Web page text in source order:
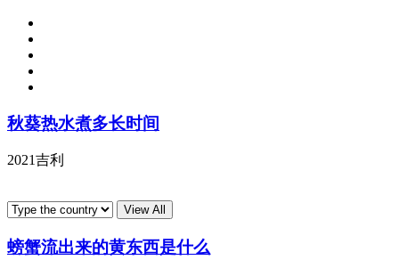
秋葵热水煮多长时间
2021吉利
螃蟹流出来的黄东西是什么